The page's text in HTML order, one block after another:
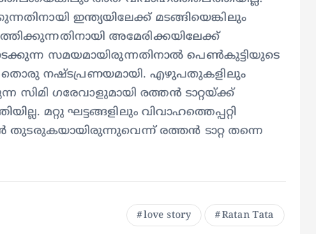
ഇന്ത്യയിലേക്ക് മടങ്ങിയെങ്കിലും
അമേരിക്കയിലേക്ക്
സമയമായിരുന്നതിനാൽ പെൺകുട്ടിയുടെ
അതൊരു നഷ്ടപ്രണയമായി. എഴുപതുകളിലും
ഗരേവാളുമായി രത്തൻ ടാറ്റയ്ക്ക്
മറ്റു ഘട്ടങ്ങളിലും വിവാഹത്തെപ്പറ്റി
തുടരുകയായിരുന്നുവെന്ന് രത്തൻ ടാറ്റ തന്നെ
love story Ratan Tata